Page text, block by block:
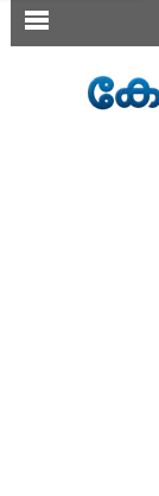
SECTIONS